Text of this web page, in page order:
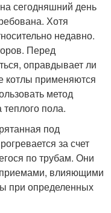
сегодняшний день
Хотя
недавно.
Перед
оправдывает ли
котлы применяются
метод
пола.
под
за счет
по трубам. Они
приемами, влияющими
при определенных